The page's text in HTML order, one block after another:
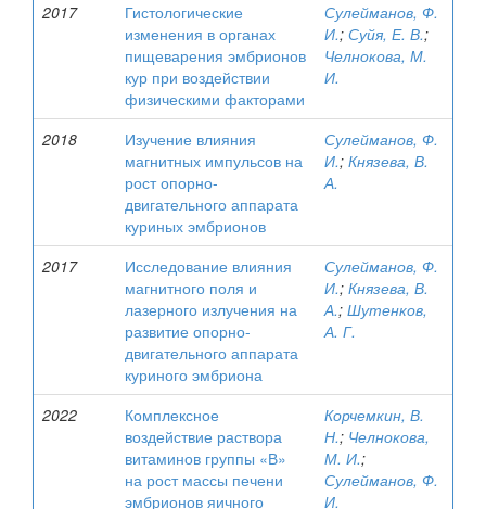
2017
Гистологические
изменения в органах
пищеварения эмбрионов
кур при воздействии
физическими факторами
Сулейманов, Ф.
И.; Суйя, Е. В.;
Челнокова, М.
И.
2018
Изучение влияния
магнитных импульсов на
рост опорно-
двигательного аппарата
куриных эмбрионов
Сулейманов, Ф.
И.; Князева, В.
А.
2017
Исследование влияния
магнитного поля и
лазерного излучения на
развитие опорно-
двигательного аппарата
куриного эмбриона
Сулейманов, Ф.
И.; Князева, В.
А.; Шутенков,
А. Г.
2022
Комплексное
воздействие раствора
витаминов группы «В»
на рост массы печени
эмбрионов яичного
Корчемкин, В.
Н.; Челнокова,
М. И.;
Сулейманов, Ф.
И.